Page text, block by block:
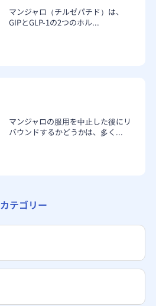
マンジャロ（チルゼパチド）は、
GIPとGLP-1の2つのホル...
マンジャロの服用を中止した後にリ
バウンドするかどうかは、多く...
カテゴリー